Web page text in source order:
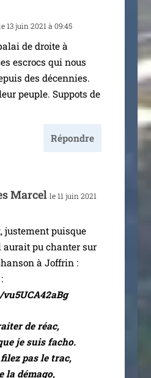
13 juin 2021 à 09:45
de droite à
escrocs qui nous
des décen­nies.
peuple. Suppots de
Répondre
Marcel le 11 juin 2021
jus­te­ment puisque
aurait pu chan­ter sur
à Joffrin :
de réac,
je suis facho.
pas le trac,
la déma­go,